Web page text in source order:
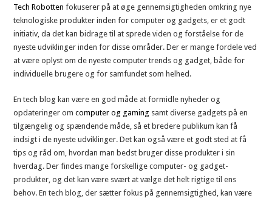
Tech Robotten fokuserer på at øge gennemsigtigheden omkring nye
teknologiske produkter inden for computer og gadgets, er et godt
initiativ, da det kan bidrage til at sprede viden og forståelse for de
nyeste udviklinger inden for disse områder. Der er mange fordele ved
at være oplyst om de nyeste computer trends og gadget, både for
individuelle brugere og for samfundet som helhed.
En tech blog kan være en god måde at formidle nyheder og
opdateringer omcomputer og gaming samt diverse gadgets på en
tilgængelig og spændende måde, så et bredere publikum kan få
indsigt i de nyeste udviklinger. Det kan også være et godt sted at få
tips og råd om, hvordan man bedst bruger disse produkter i sin
hverdag. Der findes mange forskellige computer- og gadget-
produkter, og det kan være svært at vælge det helt rigtige til ens
behov. En tech blog, der sætter fokus på gennemsigtighed, kan være